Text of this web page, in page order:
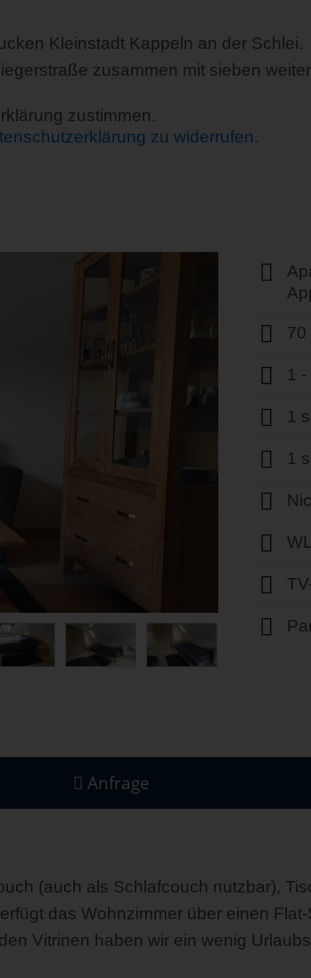
Kleinstadt Kappeln an der Schlei.
zusammen mit sieben
zustimmen.
zu widerrufen.
70
1
1
1
Anfrage
(auch als Schlafcouch nutzbar),
das Wohnzimmer über einen Flat-
Vitrinen haben wir ein wenig